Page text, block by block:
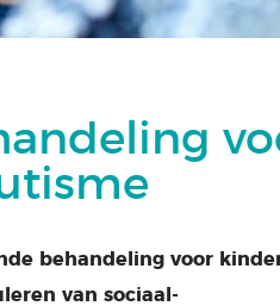
behandeling voor
van sociaal-